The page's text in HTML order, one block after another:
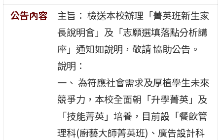
公告內容
主旨： 檢送本校辦理「菁英班新生家
長說明會」及「志願選填落點分析講
座」通知如說明，敬請 協助公告。
說明：
一、 為符應社會需求及厚植學生未來
競爭力，本校全面朝「升學菁英」及
「技能菁英」培養，目前設「餐飲管
理科(廚藝大師菁英班)、廣告設計科